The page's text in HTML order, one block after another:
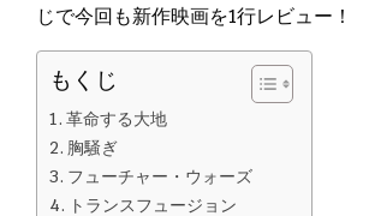
じで今回も新作映画を1行レビュー！
もくじ
革命する大地
胸騒ぎ
フューチャー・ウォーズ
トランスフュージョン